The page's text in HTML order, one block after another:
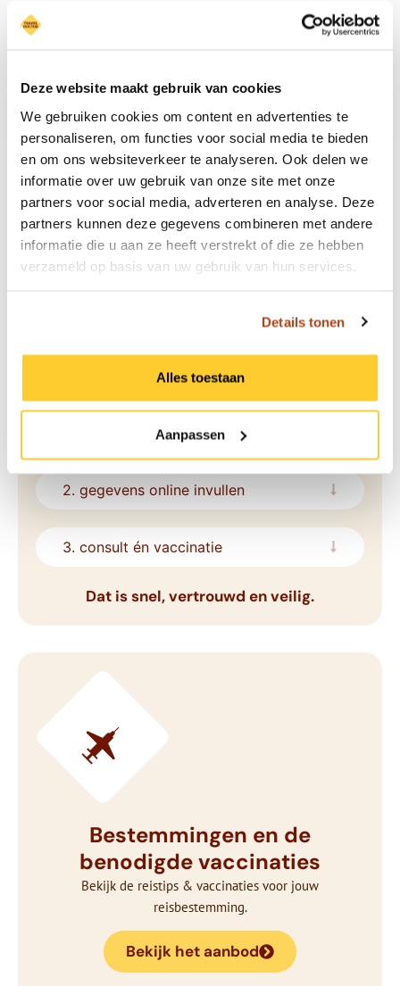
Deze website maakt gebruik van cookies
We gebruiken cookies om content en advertenties te
personaliseren, om functies voor social media te bieden
en om ons websiteverkeer te analyseren. Ook delen we
informatie over uw gebruik van onze site met onze
partners voor social media, adverteren en analyse. Deze
partners kunnen deze gegevens combineren met andere
informatie die u aan ze heeft verstrekt of die ze hebben
verzameld op basis van uw gebruik van hun services.
Details tonen
Alles toestaan
Aanpassen
Plan je vaccinatieafspraak vandaag nog!
In 3 makkelijke stappen veilig op reis
met Travel Doctor:
1. afspraak plannen
Selecteer een vestiging bij je in de buurt, en
mail een bevestiging van het consult en
Is er geen geschikt tijdstip beschikbaar? Stuur
ons een mail via het aangegeven formulier en
2. gegevens online invullen
3. consult én vaccinatie
Dat is snel, vertrouwd en veilig.
Bestemmingen en de
benodigde vaccinaties
Bekijk de reistips & vaccinaties voor jouw
reisbestemming.
Bekijk het aanbod